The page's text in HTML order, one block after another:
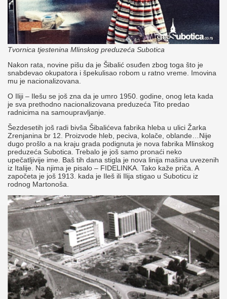
Tvornica tjestenina Mlinskog preduzeća Subotica
Nakon rata, novine pišu da je Šibalić osuđen zbog toga što je
snabdevao okupatora i špekulisao robom u ratno vreme. Imovina
mu je nacionalizovana.
O Iliji – Ilešu se još zna da je umro 1950. godine, onog leta kada
je sva prethodno nacionalizovana preduzeća Tito predao
radnicima na samoupravljanje.
Šezdesetih još radi bivša Šibalićeva fabrika hleba u ulici Žarka
Zrenjanina br 12. Proizvode hleb, peciva, kolače, oblande…Nije
dugo prošlo a na kraju grada podignuta je nova fabrika Mlinskog
preduzeća Subotica. Trebalo je još samo pronaći neko
upečatljivije ime. Baš tih dana stigla je nova linija mašina uvezenih
iz Italije. Na njima je pisalo – FIDELINKA. Tako kaže priča. A
započeta je još 1913. kada je Ileš ili Ilija stigao u Suboticu iz
rodnog Martonoša.